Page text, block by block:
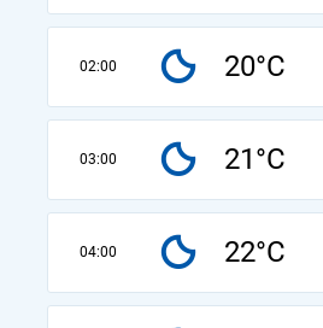
02:00 20°C
03:00 21°C
04:00 22°C